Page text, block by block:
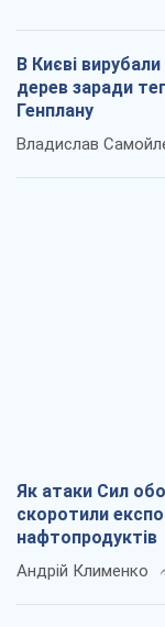
В Києві
дерев заради
Генплану
Владислав
Як атаки Сил
скоротили
нафтопродуктів
Андрій Клименко